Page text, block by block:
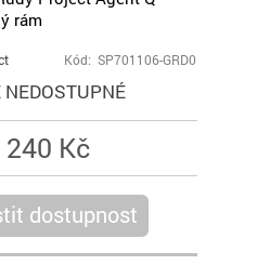
rám
Kód: SP701106-GRD0
240 Kč
dostupnost